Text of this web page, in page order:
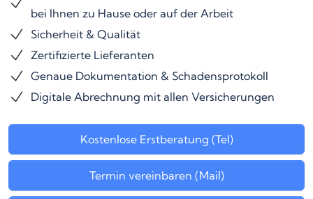
bei Ihnen zu Hause oder auf der Arbeit
Sicherheit & Qualität
Zertifizierte Lieferanten
Genaue Dokumentation & Schadensprotokoll
Digitale Abrechnung mit allen Versicherungen
Kostenlose Erstberatung (Tel)
Termin vereinbaren (Mail)